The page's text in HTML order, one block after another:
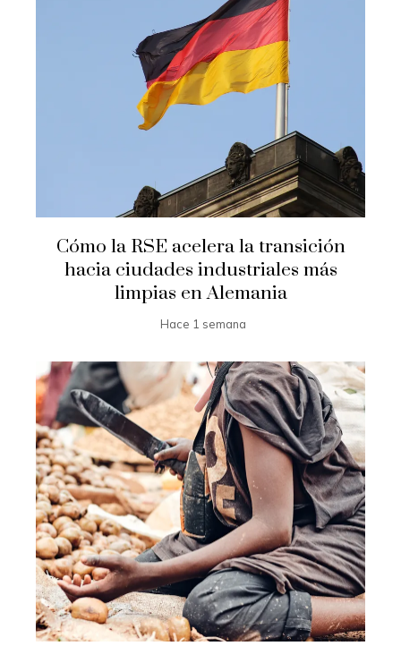
Cómo la RSE acelera la transición
hacia ciudades industriales más
limpias en Alemania
Hace 1 semana